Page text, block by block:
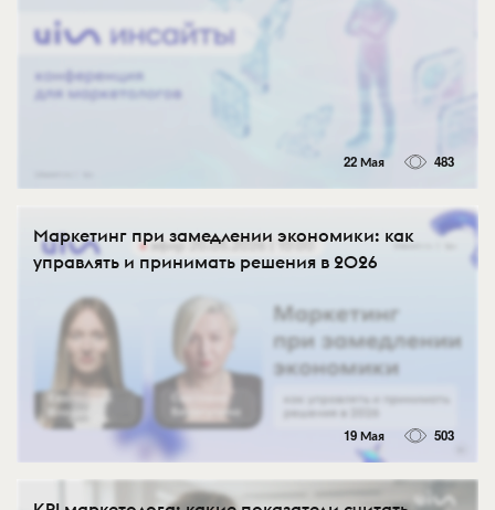
22 Мая 483
Маркетинг при замедлении экономики: как
управлять и принимать решения в 2026
19 Мая 503